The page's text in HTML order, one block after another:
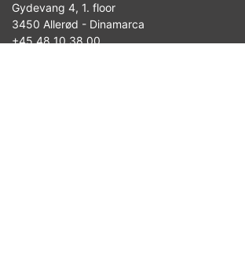
Gydevang 4, 1. floor
3450 Allerød - Dinamarca
+45 48 10 38 00